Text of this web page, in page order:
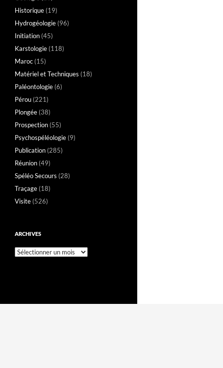
Historique (19)
Hydrogéologie (96)
Initiation (45)
Karstologie (118)
Maroc (15)
Matériel et Techniques (18)
Paléontologie (6)
Pérou (221)
Plongée (38)
Prospection (55)
Psychospéléologie (9)
Publication (285)
Réunion (49)
Spéléo Secours (28)
Traçage (18)
Visite (526)
ARCHIVES
Archives